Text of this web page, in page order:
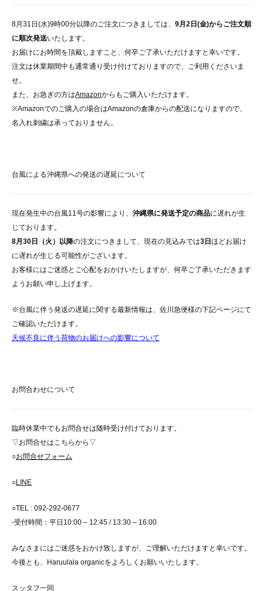
8月31日(水)9時00分以降のご注文につきましては、 9月2日(金)からご注文順
に順次発送いたします。
お届けにお時間を頂戴しますこと、何卒ご了承いただけますと幸いです。
注文は休業期間中も通常通り受け付けておりますので、ご利用くださいま
せ。
また、お急ぎの方はAmazonからもご購入いただけます。
※Amazonでのご購入の場合はAmazonの倉庫からの配送になりますので、
名入れ刺繍は承っておりません。
台風による沖縄県への発送の遅延について
現在発生中の台風11号の影響により、 沖縄県に発送予定の商品に遅れが生
じております。
8月30日（火）以降の注文につきまして、現在の見込みでは3日 ほどお届け
に遅れが生じる可能性がございます。
お客様にはご迷惑とご心配をおかけいたしますが、何卒ご了承いただきます
ようお願い申し上げます。
※台風に伴う発送の遅延に関する最新情報は、佐川急便様の下記ページにて
ご確認いただけます。
天候不良に伴う荷物のお届けへの影響について
お問合わせについて
臨時休業中でもお問合せは随時受け付けております。
▽お問合せはこちらから▽
○お問合せフォーム
○LINE
○TEL : 092-292-0677
-受付時間：平日10:00 – 12:45 / 13:30 – 16:00
みなさまにはご迷惑をおかけ致しますが、ご理解いただけますと幸いです。
今後とも、Haruulala organicをよろしくお願いいたします。
スッタフ一同